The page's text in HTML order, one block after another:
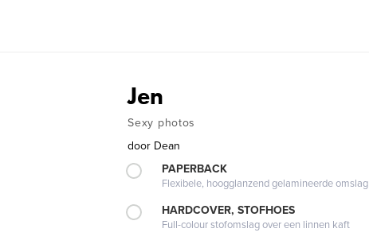
Jen
Sexy photos
door Dean
PAPERBACK
Flexibele, hoogglanzend gelamineerde omslag
HARDCOVER, STOFHOES
Full-colour stofomslag over een linnen kaft